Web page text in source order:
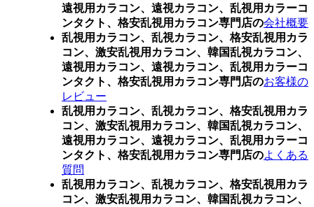
遠視用カラコン、遠視カラコン、乱視用カラーコ
ンタクト、格安乱視用カラコン専門店の会社概要
乱視用カラコン、乱視カラコン、格安乱視用カラ
コン、激安乱視用カラコン、韓国乱視カラコン、
遠視用カラコン、遠視カラコン、乱視用カラーコ
ンタクト、格安乱視用カラコン専門店のお客様の
レビュー
乱視用カラコン、乱視カラコン、格安乱視用カラ
コン、激安乱視用カラコン、韓国乱視カラコン、
遠視用カラコン、遠視カラコン、乱視用カラーコ
ンタクト、格安乱視用カラコン専門店のよくある
質問
乱視用カラコン、乱視カラコン、格安乱視用カラ
コン、激安乱視用カラコン、韓国乱視カラコン、